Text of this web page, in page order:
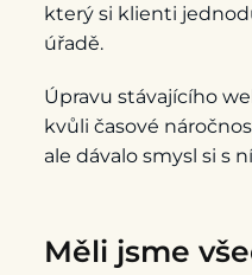
který si klienti
úřadě.
Úpravu stávajícího
kvůli časové
ale dávalo smysl si s
Měli jsme